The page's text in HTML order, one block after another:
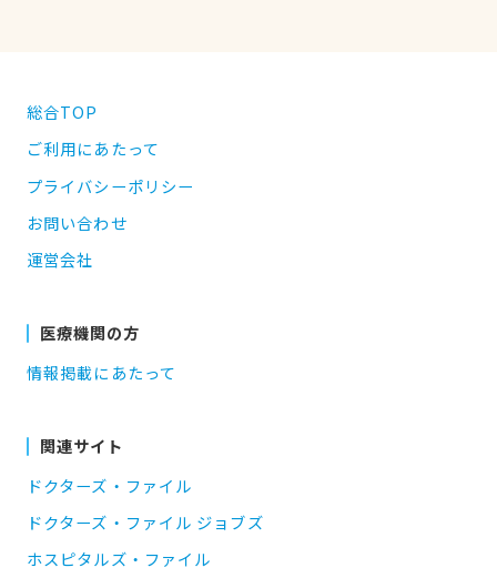
総合TOP
ご利用にあたって
プライバシーポリシー
お問い合わせ
運営会社
医療機関の方
情報掲載にあたって
関連サイト
ドクターズ・ファイル
ドクターズ・ファイル ジョブズ
ホスピタルズ・ファイル